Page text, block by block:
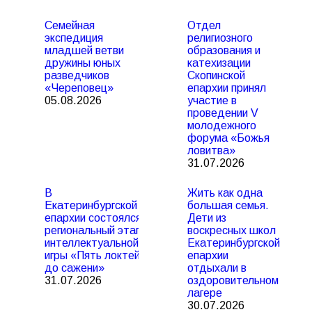
Семейная
экспедиция
младшей ветви
дружины юных
разведчиков
«Череповец»
05.08.2026
Отдел
религиозного
образования и
катехизации
Скопинской
епархии принял
участие в
проведении V
молодежного
форума «Божья
ловитва»
31.07.2026
В
Екатеринбургской
епархии состоялся
региональный этап
интеллектуальной
игры «Пять локтей
до сажени»
31.07.2026
Жить как одна
большая семья.
Дети из
воскресных школ
Екатеринбургской
епархии
отдыхали в
оздоровительном
лагере
30.07.2026